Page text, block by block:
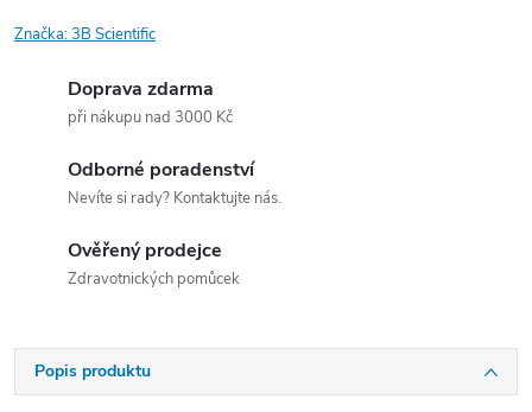
Značka:3B Scientific
Doprava zdarma
při nákupu nad 3000 Kč
Odborné poradenství
Nevíte si rady? Kontaktujte nás.
Ověřený prodejce
Zdravotnických pomůcek
Popis produktu